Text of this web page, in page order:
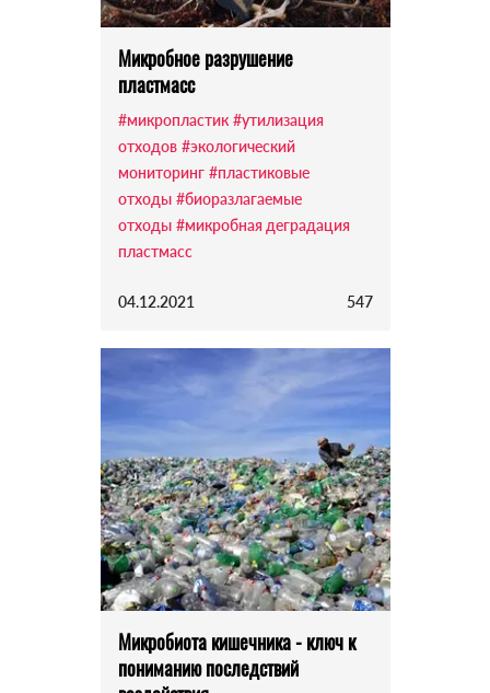
Микробное разрушение
пластмасс
#микропластик #утилизация
отходов #экологический
мониторинг #пластиковые
отходы #биоразлагаемые
отходы #микробная деградация
пластмасс
04.12.2021 547
Микробиота кишечника - ключ к
пониманию последствий